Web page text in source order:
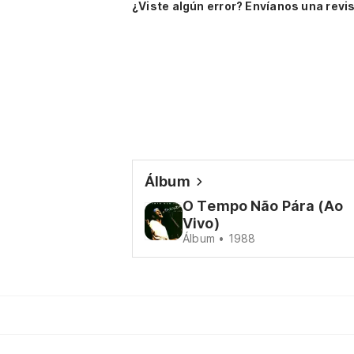
¿Viste algún error? Envíanos una
Álbum
O Tempo Não Pára (Ao
Vivo)
Álbum • 1988